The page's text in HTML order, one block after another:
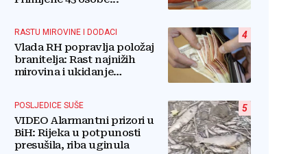
4
RASTU MIROVINE I DODACI
Vlada RH popravlja položaj
branitelja: Rast najnižih
mirovina i ukidanje
5
POSLJEDICE SUŠE
VIDEO Alarmantni prizori u
BiH: Rijeka u potpunosti
presušila, riba uginula